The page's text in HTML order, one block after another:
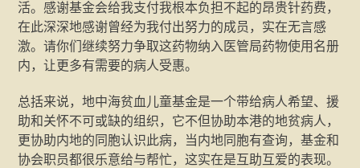
活。感谢基金会给我支付我根本负担不起的昂贵针药费，
在此深深地感谢曾经为我付出努力的成员，实在无言感
激。请你们继续努力争取这药物纳入医管局药物使用名册
内，让更多有需要的病人受惠。
总括来说，地中海贫血儿童基金是一个带给病人希望、援
助和关怀不可或缺的组织，它不但协助本港的地贫病人，
更协助内地的同胞认识此病，当内地同胞有查询，基金和
协会职员都很乐意给与帮忙，这实在是互助互爱的表现。